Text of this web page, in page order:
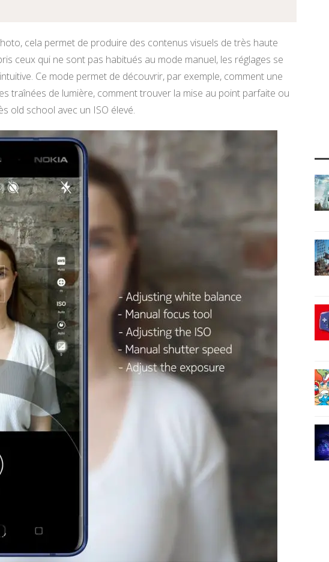
cela permet de produire des contenus visuels de très haute
ceux qui ne sont pas habitués au mode manuel, les réglages se
Ce mode permet de découvrir, par exemple, comment une
traînées de lumière, comment trouver la mise au point parfaite ou
old school avec un ISO élevé.